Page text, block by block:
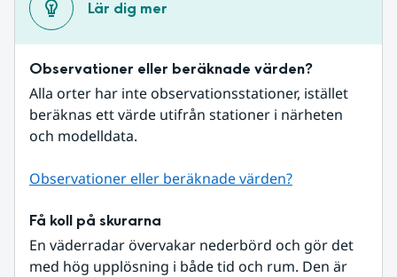
Lär dig mer
Observationer eller beräknade värden?
Alla orter har inte observationsstationer, istället
beräknas ett värde utifrån stationer i närheten
och modelldata.
Observationer eller beräknade värden?
Få koll på skurarna
En väderradar övervakar nederbörd och gör det
med hög upplösning i både tid och rum. Den är